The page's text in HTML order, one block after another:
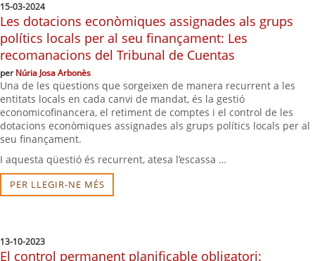
15-03-2024
Les dotacions econòmiques assignades als grups
polítics locals per al seu finançament: Les
recomanacions del Tribunal de Cuentas
perNúria Josa Arbonès
Una de les qüestions que sorgeixen de manera recurrent a les
entitats locals en cada canvi de mandat, és la gestió
economicofinancera, el retiment de comptes i el control de les
dotacions econòmiques assignades als grups polítics locals per al
seu finançament.
I aquesta qüestió és recurrent, atesa l’escassa …
PER LLEGIR-NE MÉS
13-10-2023
El control permanent planificable obligatori: